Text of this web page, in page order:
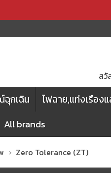
สวั
กเฉิน
ไฟฉาย,แท่งเรือง
All brands
Zero Tolerance (ZT)